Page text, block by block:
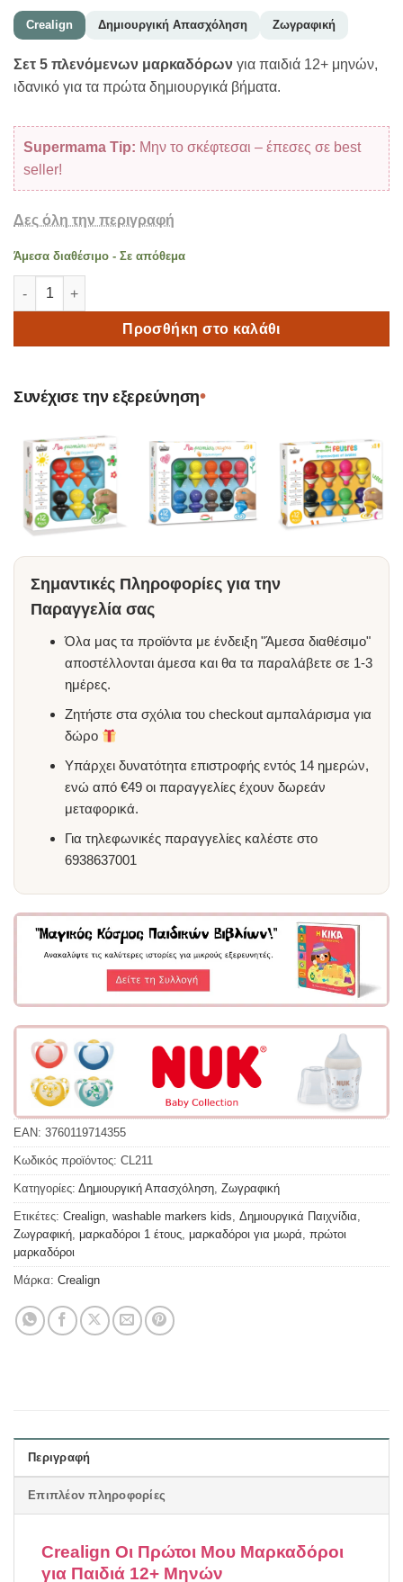
Crealign Δημιουργική Απασχόληση Ζωγραφική
Σετ 5 πλενόμενων μαρκαδόρων για παιδιά 12+ μηνών,
ιδανικό για τα πρώτα δημιουργικά βήματα.
Supermama Tip: Μην το σκέφτεσαι – έπεσες σε best
seller!
Δες όλη την περιγραφή
Άμεσα διαθέσιμο - Σε απόθεμα
Crealign Οι Πρώτοι Μου Μαρκαδόροι 12+ Μηνών – Σετ 5
Προσθήκη στο καλάθι
Συνέχισε την εξερεύνηση•
Σημαντικές Πληροφορίες για την
Παραγγελία σας
Όλα μας τα προϊόντα με ένδειξη "Άμεσα διαθέσιμο"
αποστέλλονται άμεσα και θα τα παραλάβετε σε 1-3
ημέρες.
Ζητήστε στα σχόλια του checkout αμπαλάρισμα για
δώρο
Υπάρχει δυνατότητα επιστροφής εντός 14 ημερών,
ενώ από €49 οι παραγγελίες έχουν δωρεάν
μεταφορικά.
Για τηλεφωνικές παραγγελίες καλέστε στο
6938637001
EAN: 3760119714355
Κωδικός προϊόντος: CL211
Κατηγορίες: Δημιουργική Απασχόληση, Ζωγραφική
Ετικέτες: Crealign, washable markers kids, Δημιουργικά Παιχνίδια,
Ζωγραφική, μαρκαδόροι 1 έτους, μαρκαδόροι για μωρά, πρώτοι
μαρκαδόροι
Μάρκα: Crealign
Περιγραφή
Επιπλέον πληροφορίες
Crealign Οι Πρώτοι Μου Μαρκαδόροι
για Παιδιά 12+ Μηνών